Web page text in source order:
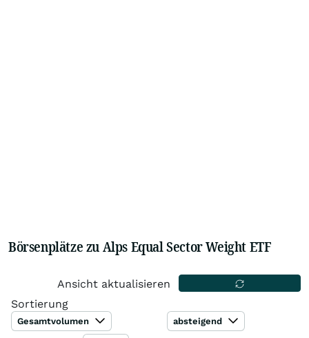
Börsenplätze zu Alps Equal Sector Weight ETF
Ansicht aktualisieren
Sortierung
Gesamtvolumen absteigend